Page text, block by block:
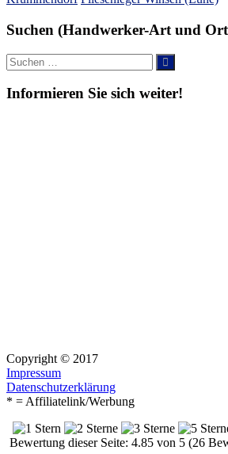
Suchen (Handwerker-Art und
Suche
nach:
Suchen
Informieren Sie sich weiter!
Copyright © 2017
Impressum
Datenschutzerklärung
* = Affiliatelink/Werbung
Bewertung dieser Seite: 4.85 von 5 (26